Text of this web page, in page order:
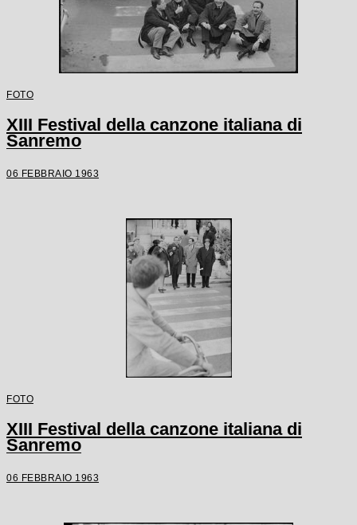
FOTO
XIII Festival della canzone italiana di
Sanremo
06 FEBBRAIO 1963
FOTO
XIII Festival della canzone italiana di
Sanremo
06 FEBBRAIO 1963